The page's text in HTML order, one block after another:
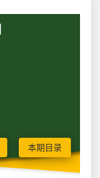
本期目录